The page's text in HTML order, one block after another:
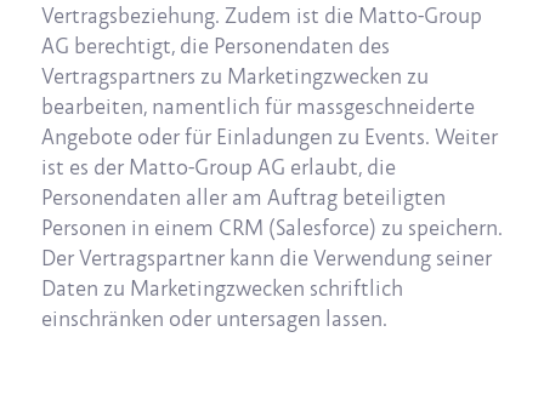
Vertragsbeziehung. Zudem ist die Matto-Group
AG berechtigt, die Personendaten des
Vertragspartners zu Marketingzwecken zu
bearbeiten, namentlich für massgeschneiderte
Angebote oder für Einladungen zu Events. Weiter
ist es der Matto-Group AG erlaubt, die
Personendaten aller am Auftrag beteiligten
Personen in einem CRM (Salesforce) zu speichern.
Der Vertragspartner kann die Verwendung seiner
Daten zu Marketingzwecken schriftlich
einschränken oder untersagen lassen.